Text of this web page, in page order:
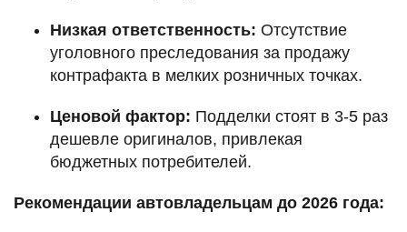
Низкая ответственность: Отсутствие
уголовного преследования за продажу
контрафакта в мелких розничных точках.
Ценовой фактор: Подделки стоят в 3-5 раз
дешевле оригиналов, привлекая
бюджетных потребителей.
Рекомендации автовладельцам до 2026 года: